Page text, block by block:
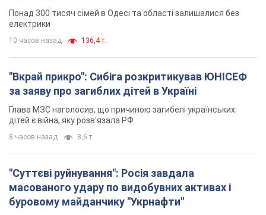
ворога. Відео
Понад 300 тисяч сімей в Одесі та області залишалися без
електрики
10 часов назад 136,4 т.
"Вкрай прикро": Сибіга розкритикував ЮНІСЕФ
за заяву про загиблих дітей в Україні
Глава МЗС наголосив, що причиною загибелі українських
дітей є війна, яку розв'язала РФ
8 часов назад 8,6 т.
"Суттєві руйнування": Росія завдала
масованого удару по видобувних активах і
буровому майданчику "Укрнафти"